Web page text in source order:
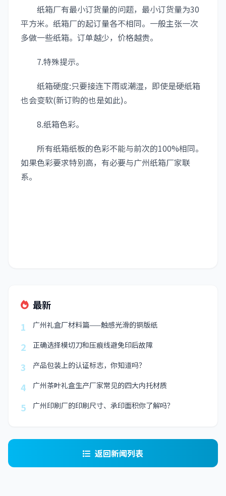
纸箱厂有最小订货量的问题，最小订货量为30
平方米。纸箱厂的起订量各不相同。一般主张一次
多做一些纸箱。订单越少，价格越贵。
7.特殊提示。
纸箱硬度:只要接连下雨或潮湿，即使是硬纸箱
也会变软(新订购的也是如此)。
8.纸箱色彩。
所有纸箱纸板的色彩不能与前次的100%相同。
如果色彩要求特别高，有必要与广州纸箱厂家联
系。
最新
1
广州礼盒厂材料篇——触感光滑的铜版纸
2 正确选择模切刀和压痕线避免印后故障
3 产品包装上的认证标志，你知道吗？
4 广州茶叶礼盒生产厂家常见的四大内托材质
5 广州印刷厂的印刷尺寸、承印面积你了解吗？
返回新闻列表